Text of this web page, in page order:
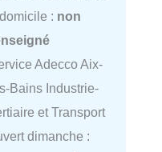
: non
Adecco Aix-
Bains Industrie-
et Transport
dimanche :